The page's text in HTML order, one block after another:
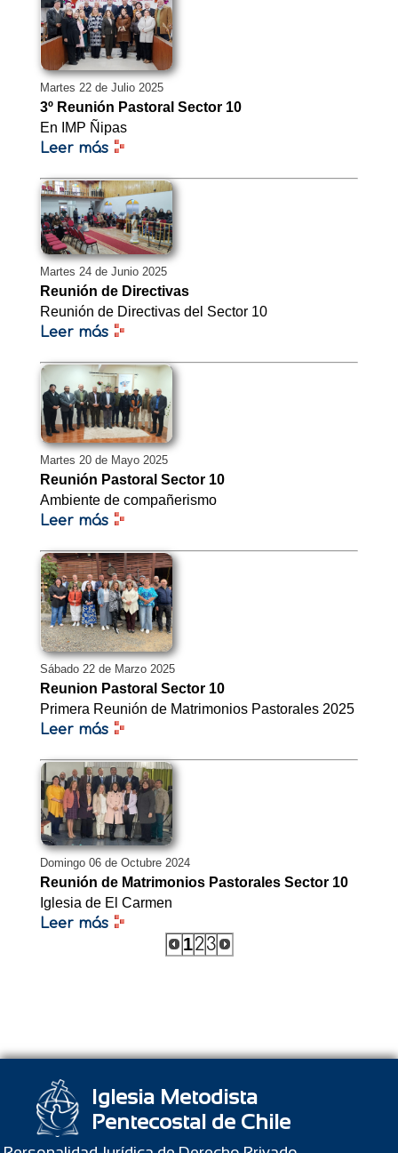
Martes 22 de Julio 2025
3º Reunión Pastoral Sector 10
En IMP Ñipas
Leer más
Martes 24 de Junio 2025
Reunión de Directivas
Reunión de Directivas del Sector 10
Leer más
Martes 20 de Mayo 2025
Reunión Pastoral Sector 10
Ambiente de compañerismo
Leer más
Sábado 22 de Marzo 2025
Reunion Pastoral Sector 10
Primera Reunión de Matrimonios Pastorales 2025
Leer más
Domingo 06 de Octubre 2024
Reunión de Matrimonios Pastorales Sector 10
Iglesia de El Carmen
Leer más
123
Iglesia Metodista
Pentecostal de Chile